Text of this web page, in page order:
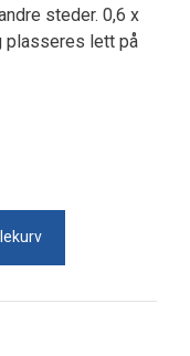
steder. 0,6 x
plasseres lett på